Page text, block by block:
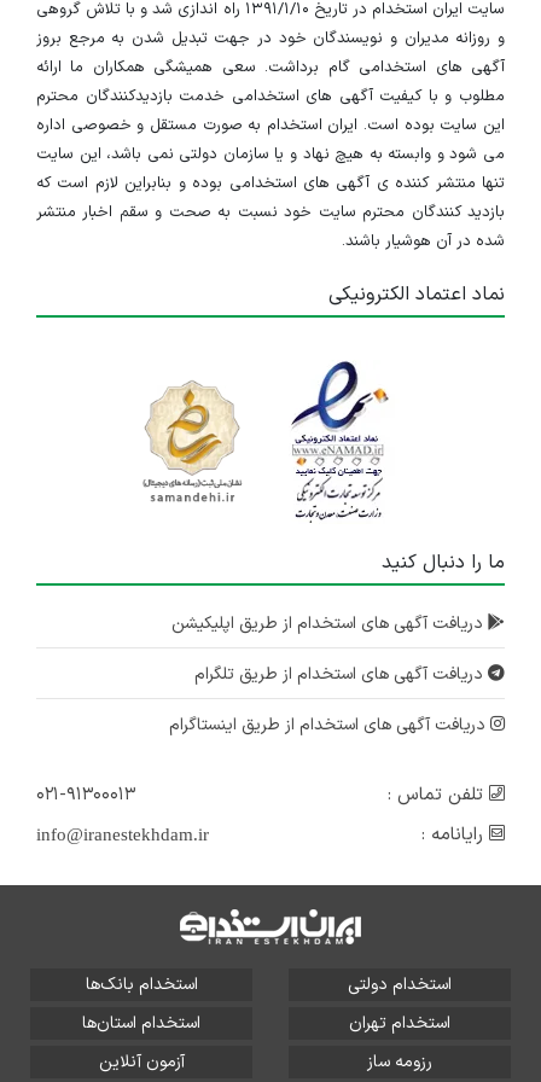
سایت ایران استخدام در تاریخ ۱۳۹۱/۱/۱۰ راه اندازی شد و با تلاش گروهی
و روزانه مدیران و نویسندگان خود در جهت تبدیل شدن به مرجع بروز
آگهی های استخدامی گام برداشت. سعی همیشگی همکاران ما ارائه
مطلوب و با کیفیت آگهی های استخدامی خدمت بازدیدکنندگان محترم
این سایت بوده است. ایران استخدام به صورت مستقل و خصوصی اداره
می شود و وابسته به هیچ نهاد و یا سازمان دولتی نمی باشد، این سایت
تنها منتشر کننده ی آگهی های استخدامی بوده و بنابراین لازم است که
بازدید کنندگان محترم سایت خود نسبت به صحت و سقم اخبار منتشر
شده در آن هوشیار باشند.
نماد اعتماد الکترونیکی
ما را دنبال کنید
دریافت آگهی های استخدام از طریق اپلیکیشن
دریافت آگهی های استخدام از طریق تلگرام
دریافت آگهی های استخدام از طریق اینستاگرام
تلفن تماس :
۰۲۱-۹۱۳۰۰۰۱۳
رایانامه :
info@iranestekhdam.ir
استخدام دولتی
استخدام بانک‌ها
استخدام تهران
استخدام استان‌ها
رزومه ساز
آزمون آنلاین